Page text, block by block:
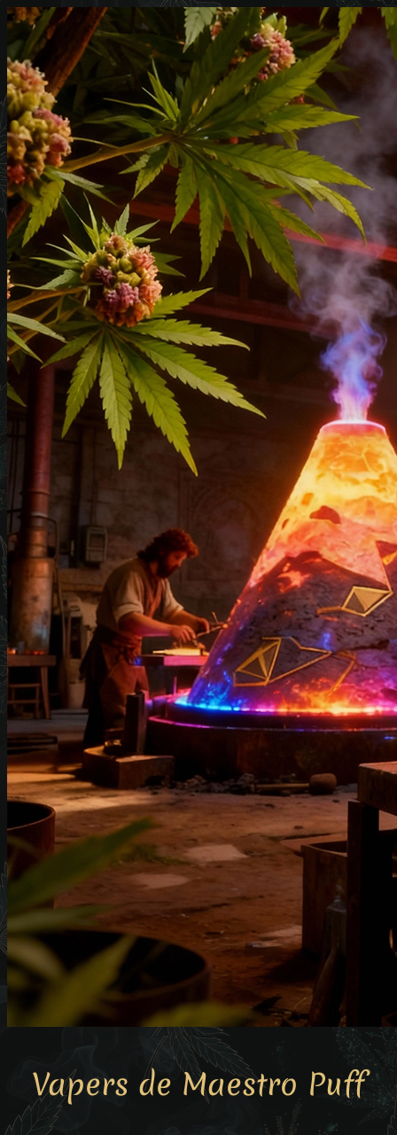
Vapers de Maestro Puff